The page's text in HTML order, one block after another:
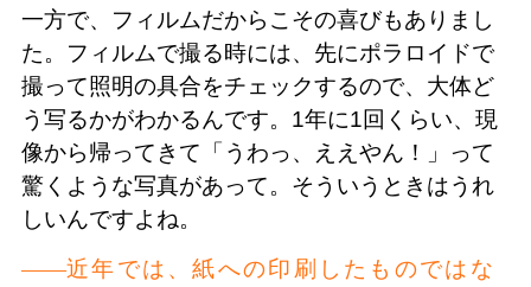
一方で、フィルムだからこその喜びもありまし
た。フィルムで撮る時には、先にポラロイドで
撮って照明の具合をチェックするので、大体ど
う写るかがわかるんです。1年に1回くらい、現
像から帰ってきて「うわっ、ええやん！」って
驚くような写真があって。そういうときはうれ
しいんですよね。
近年では、紙への印刷したものではな